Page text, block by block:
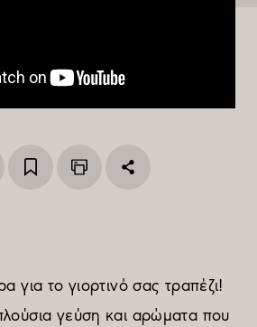
για το γιορτινό σας τραπέζι!
γεύση και αρώματα που